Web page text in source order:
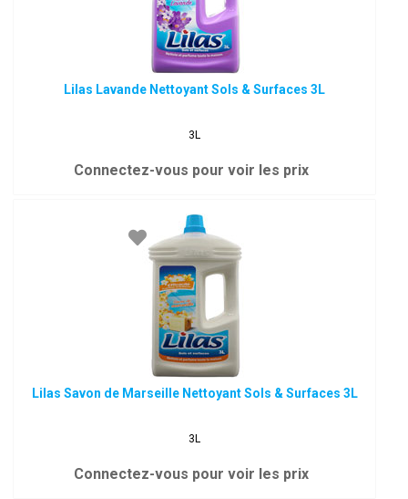
Lilas Lavande Nettoyant Sols & Surfaces 3L
3L
Connectez-vous pour voir les prix
Lilas Savon de Marseille Nettoyant Sols & Surfaces 3L
3L
Connectez-vous pour voir les prix